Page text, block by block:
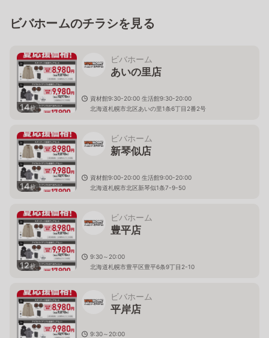
ビバホームのチラシを見る
14枚
ビバホーム
あいの里店
資材館9:30-20:00 生活館9:30-20:00
北海道札幌市北区あいの里1条6丁目2番2号
14枚
ビバホーム
新琴似店
資材館9:00-20:00 生活館9:00-20:00
北海道札幌市北区新琴似1条7-9-50
12枚
ビバホーム
豊平店
9:30～20:00
北海道札幌市豊平区豊平6条9丁目2-10
ビバホーム
平岸店
9:30～20:00